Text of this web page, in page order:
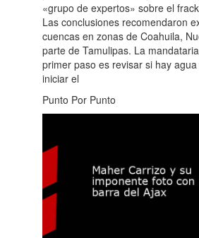
«grupo de expertos» sobre el
Las conclusiones recomendaron
cuencas en zonas de Coahuila,
parte de Tamulipas. La
primer paso es revisar si hay
iniciar el
Punto Por Punto